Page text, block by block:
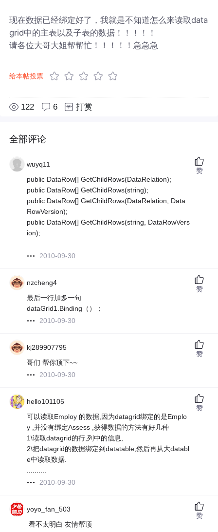
现在数据已经绑定好了，我就是不知道怎么来读取data
grid中的主表以及子表的数据！！！！！
请各位大哥大姐帮帮忙！！！！！急急急
给本帖投票
122 6 打赏
全部评论
wuyq11
public DataRow[] GetChildRows(DataRelation);
public DataRow[] GetChildRows(string);
public DataRow[] GetChildRows(DataRelation, Data
RowVersion);
public DataRow[] GetChildRows(string, DataRowVers
ion);
2010-09-30
赞
nzcheng4
最后一行加多一句
dataGrid1.Binding（）；
2010-09-30
赞
kj289907795
哥们 帮你顶下~~
2010-09-30
赞
hello101105
可以读取Employ 的数据,因为datagrid绑定的是Emplo
y ,并没有绑定Assess ,获得数据的方法有好几种
1\读取datagrid的行,列中的信息,
2\把datagrid的数据绑定到datatable,然后再从大databl
e中读取数据.
..........
2010-09-30
赞
yoyo_fan_503
看不太明白 友情帮顶
赞